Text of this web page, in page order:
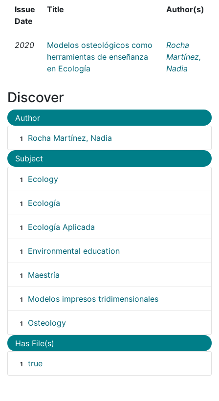
Issue
Date
Title Author(s)
2020
Modelos osteológicos como
herramientas de enseñanza
en Ecología
Rocha
Martínez,
Nadia
Discover
Author
1 Rocha Martínez, Nadia
Subject
1 Ecology
1 Ecología
1 Ecología Aplicada
1 Environmental education
1 Maestría
1 Modelos impresos tridimensionales
1 Osteology
Has File(s)
1 true